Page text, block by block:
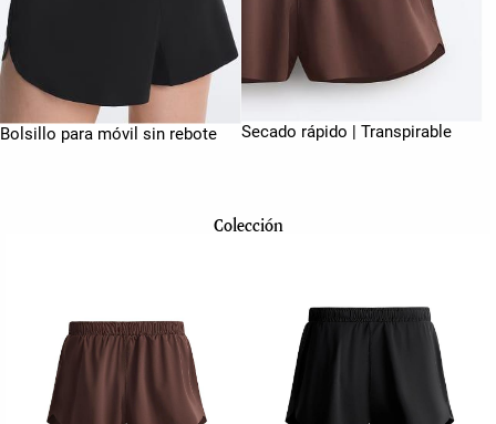
Bolsillo para móvil sin rebote Secado rápido | Transpirable
Colección